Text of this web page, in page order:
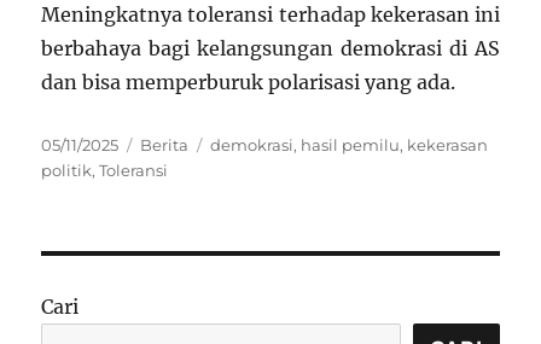
Meningkatnya toleransi terhadap kekerasan ini
berbahaya bagi kelangsungan demokrasi di AS
dan bisa memperburuk polarisasi yang ada.
Posted
on
05/11/2025 Categories
Berita Tags
demokrasi, hasil pemilu, kekerasan
politik,Toleransi
Cari